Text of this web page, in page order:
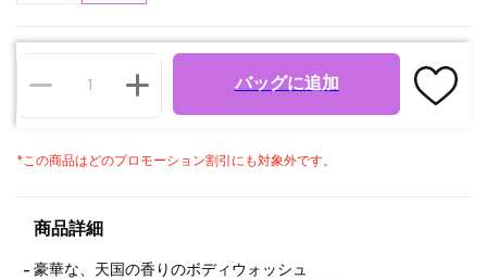
バッグに追加
*この商品はどのプロモーション割引にも対象外です。
商品詳細
豪華な、天国の香りのボディウォッシュ